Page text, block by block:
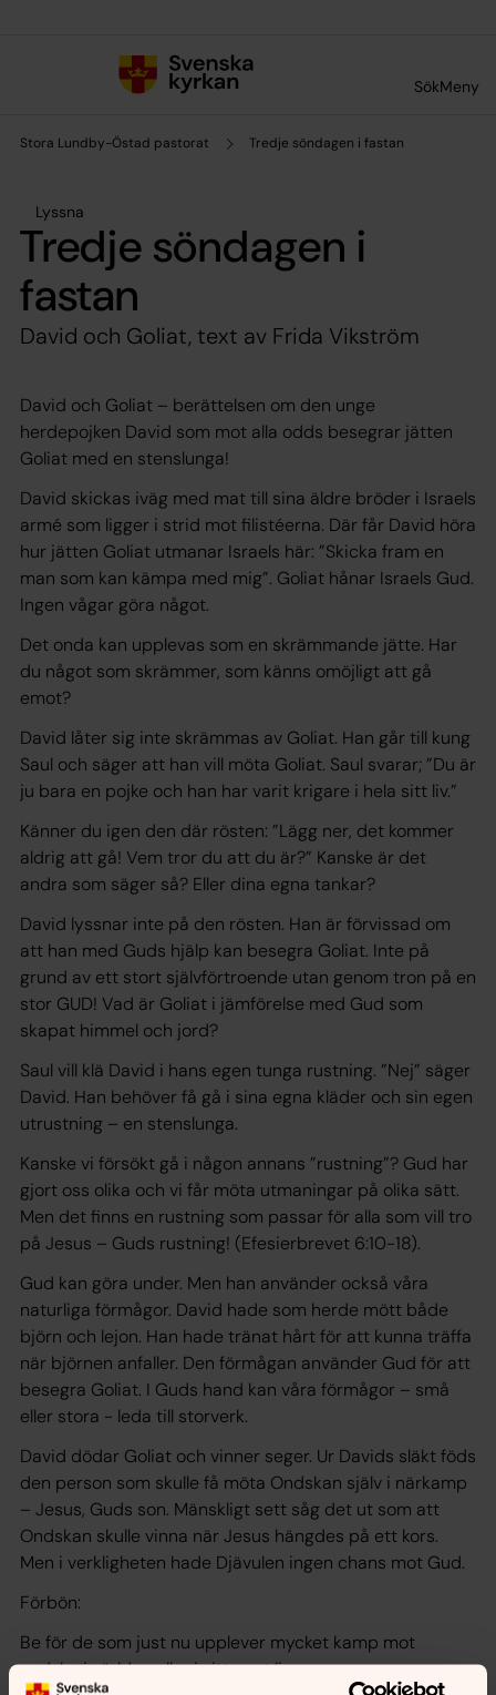
SökMeny
Stora Lundby-Östad pastorat Tredje söndagen i fastan
Lyssna
Tredje söndagen i
fastan
David och Goliat, text av Frida Vikström
David och Goliat – berättelsen om den unge
herdepojken David som mot alla odds besegrar jätten
Goliat med en stenslunga!
David skickas iväg med mat till sina äldre bröder i Israels
armé som ligger i strid mot filistéerna. Där får David höra
hur jätten Goliat utmanar Israels här: ”Skicka fram en
man som kan kämpa med mig”. Goliat hånar Israels Gud.
Ingen vågar göra något.
Det onda kan upplevas som en skrämmande jätte. Har
du något som skrämmer, som känns omöjligt att gå
emot?
David låter sig inte skrämmas av Goliat. Han går till kung
Saul och säger att han vill möta Goliat. Saul svarar; ”Du är
ju bara en pojke och han har varit krigare i hela sitt liv.”
Känner du igen den där rösten: ”Lägg ner, det kommer
aldrig att gå! Vem tror du att du är?” Kanske är det
andra som säger så? Eller dina egna tankar?
David lyssnar inte på den rösten. Han är förvissad om
att han med Guds hjälp kan besegra Goliat. Inte på
grund av ett stort självförtroende utan genom tron på en
stor GUD! Vad är Goliat i jämförelse med Gud som
skapat himmel och jord?
Saul vill klä David i hans egen tunga rustning. ”Nej” säger
David. Han behöver få gå i sina egna kläder och sin egen
utrustning – en stenslunga.
Kanske vi försökt gå i någon annans ”rustning”? Gud har
gjort oss olika och vi får möta utmaningar på olika sätt.
Men det finns en rustning som passar för alla som vill tro
på Jesus – Guds rustning! (Efesierbrevet 6:10-18).
Gud kan göra under. Men han använder också våra
naturliga förmågor. David hade som herde mött både
björn och lejon. Han hade tränat hårt för att kunna träffa
när björnen anfaller. Den förmågan använder Gud för att
besegra Goliat. I Guds hand kan våra förmågor – små
eller stora - leda till storverk.
David dödar Goliat och vinner seger. Ur Davids släkt föds
den person som skulle få möta Ondskan själv i närkamp
– Jesus, Guds son. Mänskligt sett såg det ut som att
Ondskan skulle vinna när Jesus hängdes på ett kors.
Men i verkligheten hade Djävulen ingen chans mot Gud.
Förbön:
Be för de som just nu upplever mycket kamp mot
ondska i världen eller i sitt eget liv.